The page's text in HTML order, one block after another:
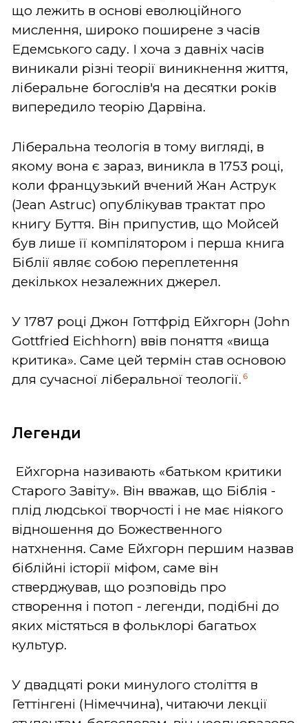
що лежить в основі еволюційного
мислення, широко поширене з часів
Едемського саду. І хоча з давніх часів
виникали різні теорії виникнення життя,
ліберальне богослів'я на десятки років
випередило теорію Дарвіна.
Ліберальна теологія в тому вигляді, в
якому вона є зараз, виникла в 1753 році,
коли французький вчений Жан Аструк
(Jean Astruc) опублікував трактат про
книгу Буття. Він припустив, що Мойсей
був лише її компілятором і перша книга
Біблії являє собою переплетення
декількох незалежних джерел.
У 1787 році Джон Готтфрід Ейхгорн (John
Gottfried Eichhorn) ввів поняття «вища
критика». Саме цей термін став основою
для сучасної ліберальної теології. 6
Легенди
Ейхгорна називають «батьком критики
Старого Завіту». Він вважав, що Біблія -
плід людської творчості і не має ніякого
відношення до Божественного
натхнення. Саме Ейхгорн першим назвав
біблійні історії міфом, саме він
стверджував, що розповідь про
створення і потоп - легенди, подібні до
яких містяться в фольклорі багатьох
культур.
У двадцяті роки минулого століття в
Геттінгені (Німеччина), читаючи лекції